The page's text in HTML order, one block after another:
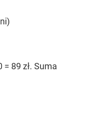
89 zł. Suma